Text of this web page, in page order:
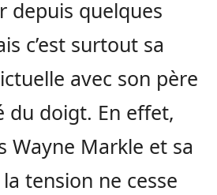
depuis quelques
c’est surtout sa
avec son père
du doigt. En effet,
Wayne Markle et sa
tension ne cesse